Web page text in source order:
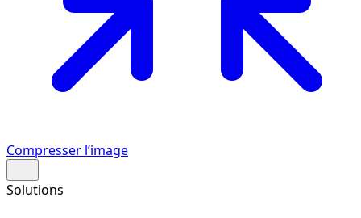
Compresser l’image
Solutions